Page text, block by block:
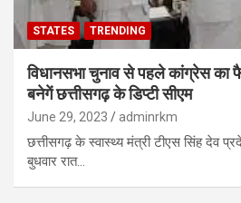
STATES TRENDING
विधानसभा चुनाव से पहले कांग्रेस का
बनेगें छत्तीसगढ़ के डिप्टी सीएम
June 29, 2023 adminrkm
छत्तीसगढ़ के स्वास्थ्य मंत्री टीएस सिंह देव
बुधवार रात…